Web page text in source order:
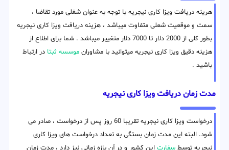
هرینه دریافت ویزا کاری نیجریه با توجه به عنوان شغلی مورد تقاضا ،
سمت و موقعیت شعلی متفاوت میباشد ، هزینه دریافت ویزا کاری نیجریه
بطور کلی از 2000 دلار تا 7000 دلار متغییر میباشد . شما برای اطلاع از
هزینه دقیق ویزا کاری نیجریه میتوانید با مشاوران موسسه ثبتا در ارتباط
باشید .
مدت زمان دریافت ویزا کاری نیجریه
درخواست ویزا کاری نیجریه تقریبا 60 روز پس از درخواست ، صادر می
شود. البته این مدت زمان بستگی به تعداد درخواست های ویزا کاری
نیجریه توسط سفارت این کشور و در آن بازه زمانی نیز دارد ، مدت زمان